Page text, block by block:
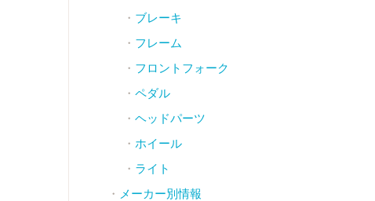
ブレーキ
フレーム
フロントフォーク
ペダル
ヘッドパーツ
ホイール
ライト
メーカー別情報